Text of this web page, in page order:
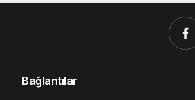
Bağlantılar